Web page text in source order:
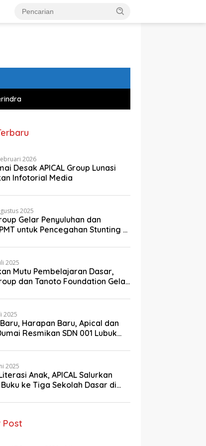
Anak, APICAL
Buku ke
PT Sari Dumai Sejati Raih Dua
Penghargaan dalam Ajang
Project Challenge 2025
2026
Desak APICAL Group Lunasi
Infotorial Media
2025
Gelar Penyuluhan dan
untuk Pencegahan Stunting di
2025
Mutu Pembelajaran Dasar,
dan Tanoto Foundation Gelar
2025
Harapan Baru, Apical dan
Resmikan SDN 001 Lubuk
2025
Anak, APICAL Salurkan
ke Tiga Sekolah Dasar di
Post